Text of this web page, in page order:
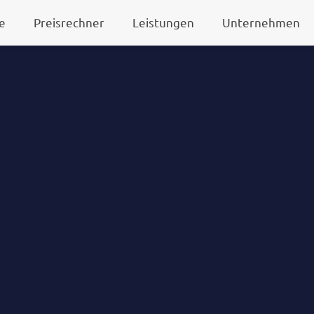
Preisrechner Leistungen Unternehmen